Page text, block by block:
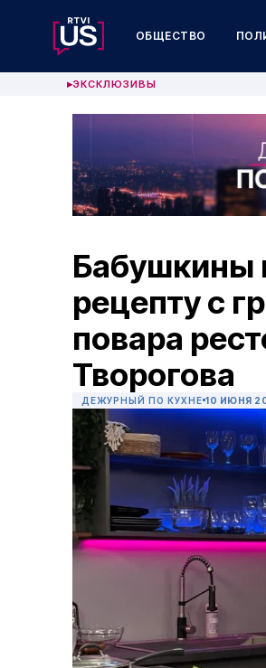
ОБЩЕСТВО
▶ЭКСКЛЮЗИВЫ
Бабушкины
рецепту с
повара
Творогова
ДЕЖУРНЫЙ ПО КУХНЕ 10 ИЮНЯ